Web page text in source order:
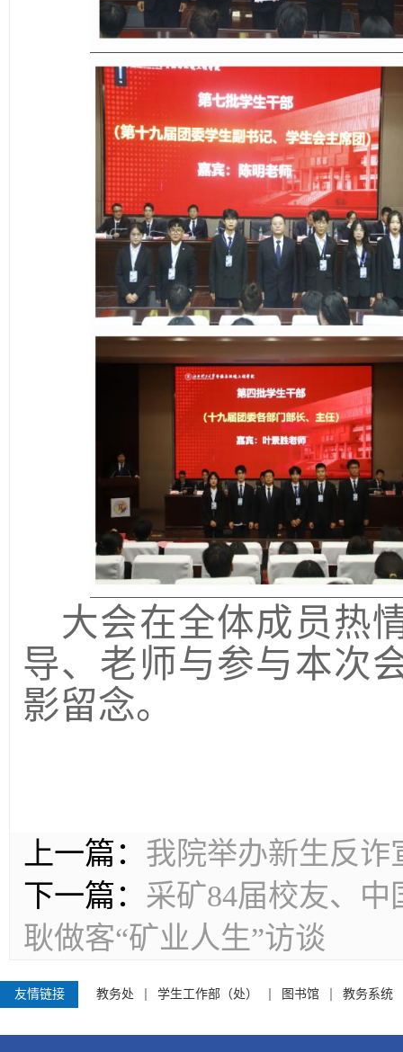
大会在全体成员热
导、老师与参与本次
影留念。
上一篇： 我院举办新生反诈
下一篇： 采矿84届校友、
耿做客“矿业人生”访谈
友情链接 教务处 学生工作部（处） 图书馆 教务系统